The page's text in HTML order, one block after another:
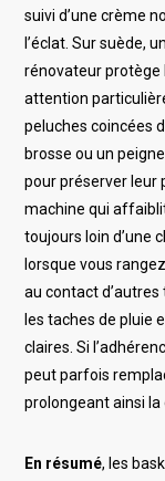
suivi d’une crème
l’éclat. Sur suède,
rénovateur protège
attention
peluches coincées
brosse ou un
pour préserver leur
machine qui
toujours loin d’une
lorsque vous
au contact
les taches de pluie
claires. Si
peut parfois
prolongeant ainsi la
En résumé, les